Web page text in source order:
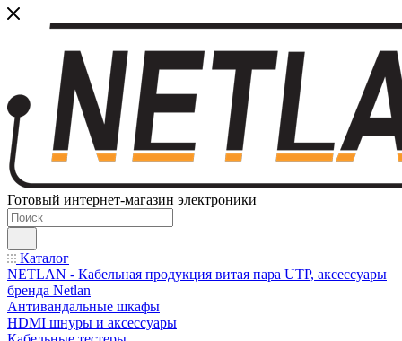
Готовый интернет-магазин электроники
Каталог
NETLAN - Кабельная продукция витая пара UTP, аксессуары
бренда Netlan
Антивандальные шкафы
HDMI шнуры и аксессуары